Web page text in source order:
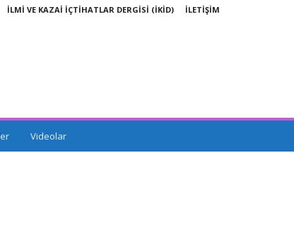
İLMİ VE KAZAİ İÇTİHATLAR DERGİSİ (İKİD) İLETİŞİM
Videolar